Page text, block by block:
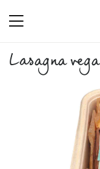
Lasagna vega